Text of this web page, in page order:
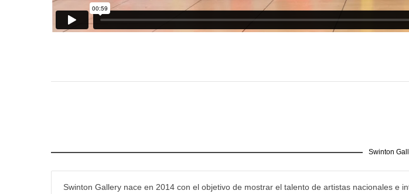
Swinton
Swinton Gallery nace en 2014 con el objetivo de mostrar el talento de artistas nacionales e